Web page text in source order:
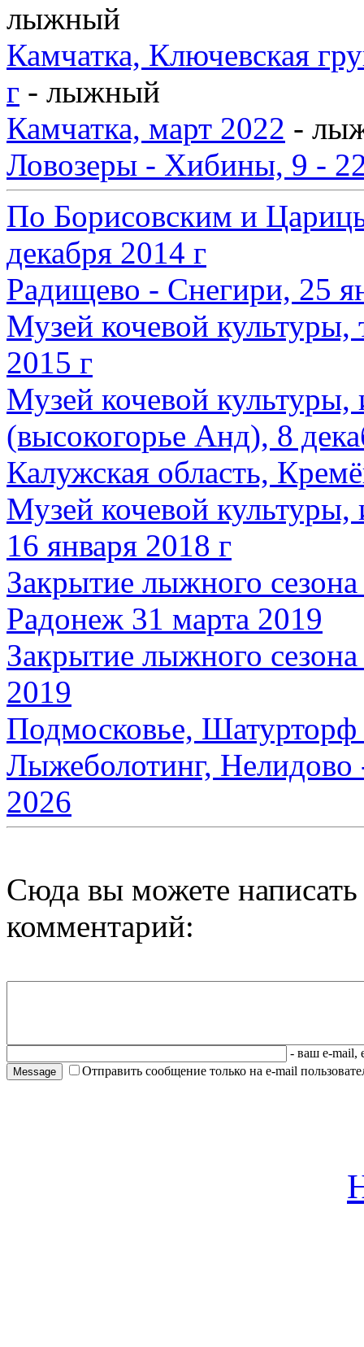
лыжный
Камчатка, Ключевская
г - лыжный
Камчатка, март 2022 -
Ловозеры - Хибины, 9 -
По Борисовским и
декабря 2014 г
Радищево - Снегири, 25
Музей кочевой культуры,
2015 г
Музей кочевой
(высокогорье Анд), 8
Калужская область,
Музей кочевой
16 января 2018 г
Закрытие лыжного
Радонеж 31 марта 2019
Закрытие лыжного
2019
Подмосковье,
Лыжеболотинг,
2026
Сюда вы можете
комментарий:
- ваш e-mail,
Отправить сообщение только на e-mail